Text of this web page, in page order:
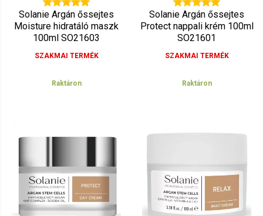
Solanie Argán őssejtes
Moisture hidratáló maszk
100ml SO21603
SZAKMAI TERMÉK
Raktáron
Solanie Argán őssejtes
Protect nappali krém 100ml
SO21601
SZAKMAI TERMÉK
Raktáron